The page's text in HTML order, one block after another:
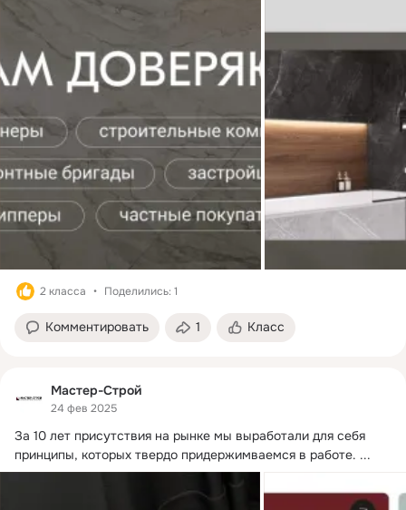
2 класса Поделились: 1
Комментировать 1 Класс
Мастер-Строй
24 фев 2025
За 10 лет присутствия на рынке мы выработали для себя
принципы, которых твердо придержимваемся в работе. ...